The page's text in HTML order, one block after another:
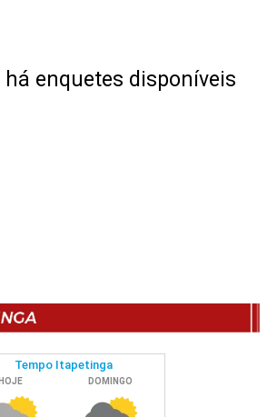
há enquetes disponíveis